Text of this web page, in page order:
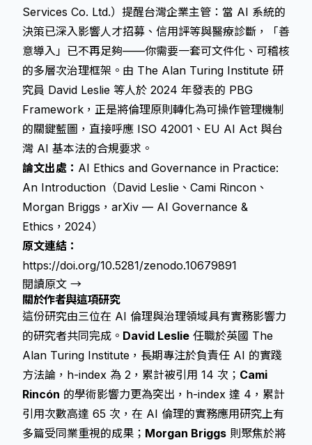
Services Co. Ltd.）提醒台灣企業主管：當 AI 系統的
決策已深入影響人才招募、信用評等與醫療診斷，「善
意導入」已不再足夠——你需要一套可文件化、可稽核
的多層次治理框架。由 The Alan Turing Institute 研
究員 David Leslie 等人於 2024 年發表的 PBG
Framework，正是將倫理原則轉化為可操作管理機制
的關鍵藍圖，直接呼應 ISO 42001、EU AI Act 與台
灣 AI 基本法的合規要求。
論文出處： AI Ethics and Governance in Practice:
An Introduction（David Leslie、Cami Rincon、
Morgan Briggs，arXiv — AI Governance &
Ethics，2024）
原文連結：
https://doi.org/10.5281/zenodo.10679891
閱讀原文 →
關於作者與這項研究
這份研究由三位在 AI 倫理與治理領域具有實務影響力
的研究者共同完成。 David Leslie 任職於英國 The
Alan Turing Institute，長期專注於負責任 AI 的實踐
方法論，h-index 為 2，累計被引用 14 次； Cami
Rincón 的學術影響力更為突出，h-index 達 4，累計
引用次數高達 65 次，在 AI 倫理的實務應用研究上有
多篇受同業重視的成果； Morgan Briggs 則聚焦於將